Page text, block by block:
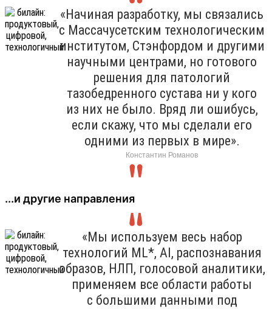
«Начиная разработку, мы связались
с Массачусетским технологическим
институтом, Стэнфордом и другими
научными центрами, но готового
решения для патологий
тазобедренного сустава ни у кого
из них не было. Вряд ли ошибусь,
если скажу, что мы сделали его
одними из первых в мире».
Константин Романов
...и другие направления
«Мы используем весь набор
технологий ML*, AI, распознавания
образов, НЛП, голосовой аналитики,
применяем все области работы
с большими данными под